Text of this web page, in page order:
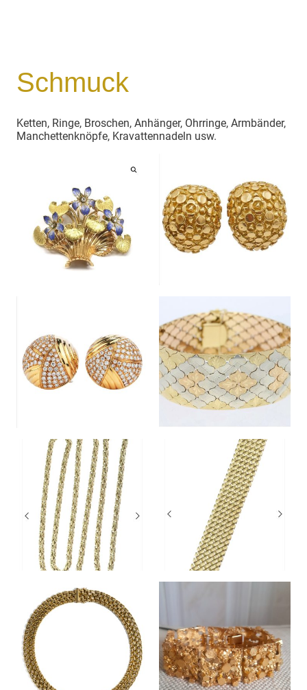
Schmuck
Ketten, Ringe, Broschen, Anhänger, Ohrringe, Armbänder,
Manchettenknöpfe, Kravattennadeln usw.